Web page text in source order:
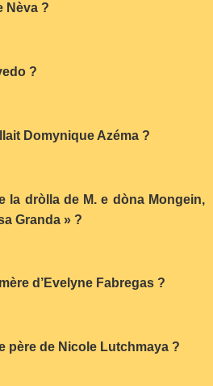
Nèva ?
?
Domynique Azéma ?
la dròlla de M. e dòna Mongein,
Granda » ?
d’Evelyne Fabregas ?
père de Nicole Lutchmaya ?